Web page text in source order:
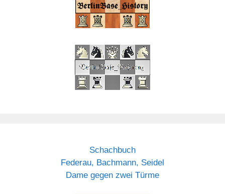
Schachbuch
Federau, Bachmann, Seidel
Dame gegen zwei Türme